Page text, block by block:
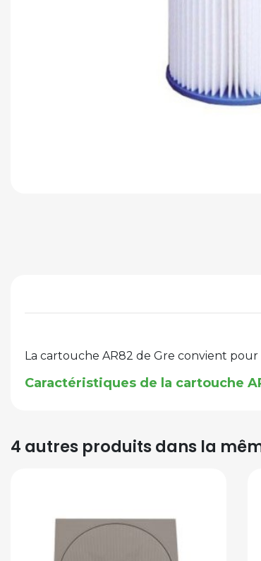
La cartouche AR82 de Gre convient pour
Caractéristiques de la cartouche
4 autres produits dans la